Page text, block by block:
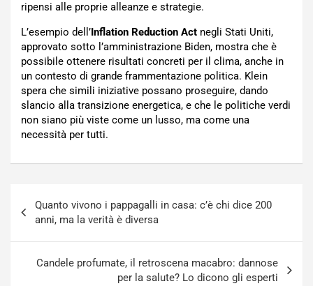
ripensi alle proprie alleanze e strategie.
L’esempio dell’Inflation Reduction Act negli Stati Uniti,
approvato sotto l’amministrazione Biden, mostra che è
possibile ottenere risultati concreti per il clima, anche in
un contesto di grande frammentazione politica. Klein
spera che simili iniziative possano proseguire, dando
slancio alla transizione energetica, e che le politiche verdi
non siano più viste come un lusso, ma come una
necessità per tutti.
articoli
Quanto vivono i pappagalli in casa: c’è chi dice 200
anni, ma la verità è diversa
Candele profumate, il retroscena macabro: dannose
per la salute? Lo dicono gli esperti